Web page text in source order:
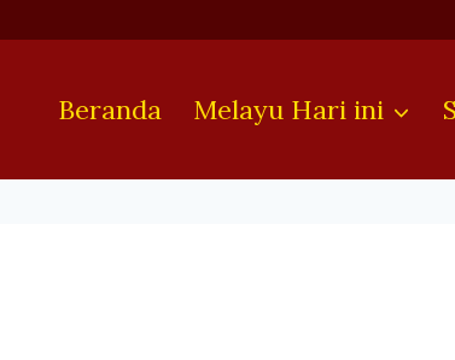
Beranda Melayu Hari ini